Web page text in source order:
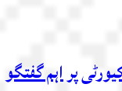
پر اہم گفتگو